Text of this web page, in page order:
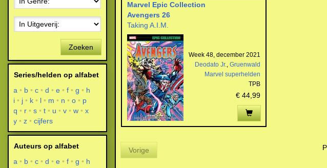
Marvel Epic Collection
Avengers 26
Taking A.I.M.
Week 48, december 2021
Deodato Jr., Gruenwald
Marvel superhelden
TPB
€ 44,99
Vorige
Zoeken
Series/helden op alfabet
a
b c d e f g
h
i
j k l m n o
p
q
r s t u v w
x
y
z cijfers
Auteurs op alfabet
a
b c d e f g
h